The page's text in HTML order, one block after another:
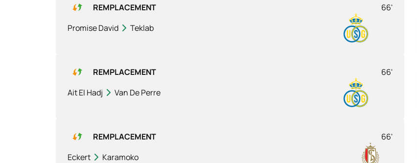
REMPLACEMENT
66'
Promise David
Teklab
REMPLACEMENT
66'
Ait El Hadj
Van De Perre
REMPLACEMENT
66'
Eckert
Karamoko